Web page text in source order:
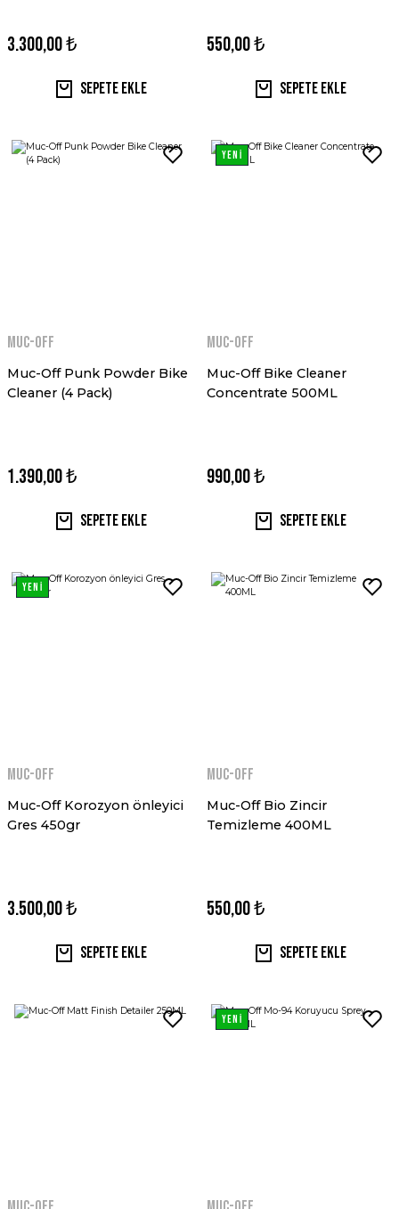
3.300,00 ₺
Sepete Ekle
550,00 ₺
Sepete Ekle
MUC-OFF
Muc-Off Punk Powder Bike
Cleaner (4 Pack)
1.390,00 ₺
Sepete Ekle
YENİ
MUC-OFF
Muc-Off Bike Cleaner
Concentrate 500ML
990,00 ₺
Sepete Ekle
YENİ
MUC-OFF
Muc-Off Korozyon önleyici
Gres 450gr
3.500,00 ₺
Sepete Ekle
MUC-OFF
Muc-Off Bio Zincir
Temizleme 400ML
550,00 ₺
Sepete Ekle
YENİ